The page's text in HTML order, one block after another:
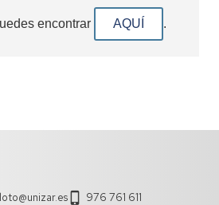
encontrar AQUÍ .
976 761 611